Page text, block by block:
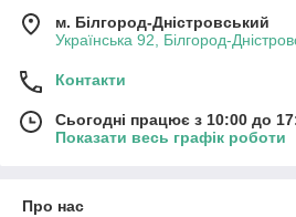
м. Білгород-Дністровський
Українська 92, Білгород-
Контакти
Сьогодні працює з 10:00 до
Показати весь графік роботи
Про нас